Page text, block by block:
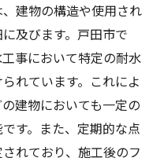
事のタイミングとそ
タイミングとは？
時期を選ぶ理由
切な時期の判断
事の計画時期
建物の構造や使用され
及びます。戸田市で
事において特定の耐水
れています。これによ
建物においても一定の
す。また、定期的な点
れており、施工後のフ